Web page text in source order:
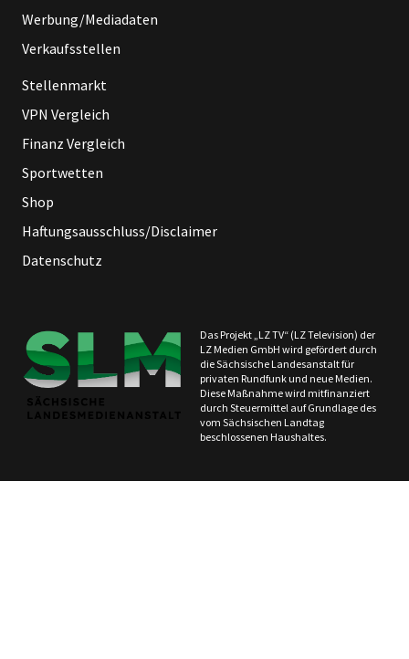
Werbung/Mediadaten
Verkaufsstellen
Stellenmarkt
VPN Vergleich
Finanz Vergleich
Sportwetten
Shop
Haftungsausschluss/Disclaimer
Datenschutz
Das Projekt „LZ TV“ (LZ Television) der
LZ Medien GmbH wird gefördert durch
die Sächsische Landesanstalt für
privaten Rundfunk und neue Medien.
Diese Maßnahme wird mitfinanziert
durch Steuermittel auf Grundlage des
vom Sächsischen Landtag
beschlossenen Haushaltes.